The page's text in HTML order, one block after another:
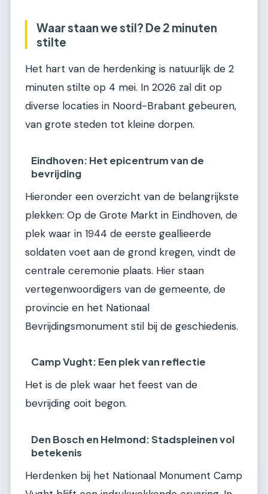
Waar staan we stil? De 2 minuten
stilte
Het hart van de herdenking is natuurlijk de 2
minuten stilte op 4 mei. In 2026 zal dit op
diverse locaties in Noord-Brabant gebeuren,
van grote steden tot kleine dorpen.
Eindhoven: Het epicentrum van de
bevrijding
Hieronder een overzicht van de belangrijkste
plekken: Op de Grote Markt in Eindhoven, de
plek waar in 1944 de eerste geallieerde
soldaten voet aan de grond kregen, vindt de
centrale ceremonie plaats. Hier staan
vertegenwoordigers van de gemeente, de
provincie en het Nationaal
Bevrijdingsmonument stil bij de geschiedenis.
Camp Vught: Een plek van reflectie
Het is de plek waar het feest van de
bevrijding ooit begon.
Den Bosch en Helmond: Stadspleinen vol
betekenis
Herdenken bij het Nationaal Monument Camp